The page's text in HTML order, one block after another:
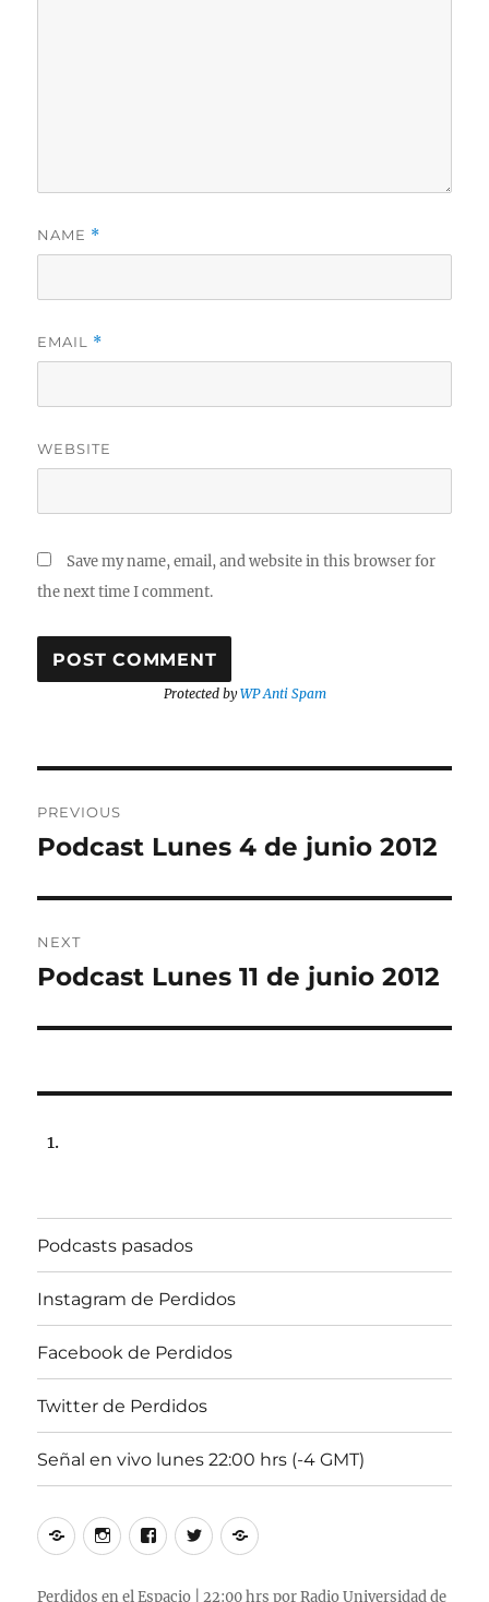
NAME *
EMAIL *
WEBSITE
Save my name, email, and website in this browser for
the next time I comment.
Protected byWP Anti Spam
navigation
PREVIOUS
Previous
Podcast Lunes 4 de junio 2012
NEXT
Next
Podcast Lunes 11 de junio 2012
Podcasts pasados
Instagram de Perdidos
Facebook de Perdidos
Twitter de Perdidos
Señal en vivo lunes 22:00 hrs (-4 GMT)
PodcastsInstagram
Perdidos
Facebook
Perdidos
Twitter
Perdidos
Señal
vivo
Perdidos en el Espacio | 22:00 hrs por Radio Universidad de